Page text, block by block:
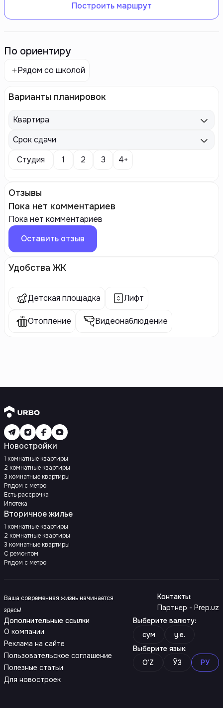
Построить маршрут
По ориентиру
Рядом со школой
Варианты планировок
Квартира
Срок сдачи
Студия
1 2 3 4+
Отзывы
Пока нет комментариев
Пока нет комментариев
Оставить отзыв
Удобства ЖК
Детская площадка Лифт
Отопление Видеонаблюдение
Новостройки
1 комнатные квартиры
2 комнатные квартиры
3 комнатные квартиры
Рядом с метро
Есть рассрочка
Ипотека
Вторичное жилье
1 комнатные квартиры
2 комнатные квартиры
3 комнатные квартиры
С ремонтом
Рядом с метро
Ваша современная жизнь начинается
здесь!
Контакты:
Партнер - Prep.uz
Дополнительные ссылки
О компании
Реклама на сайте
Пользовательское соглашение
Полезные статьи
Для новостроек
Выберите валюту:
сум
y.e.
Выберите язык:
O‘Z
ЎЗ РУ